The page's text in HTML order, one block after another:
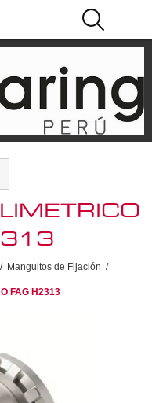
/ Manguitos de Fijación /
FAG H2313